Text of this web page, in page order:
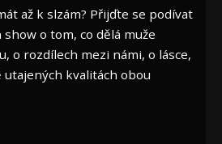
až k slzám? Přijďte se podívat
o tom, co dělá muže
o rozdílech mezi námi, o lásce,
kvalitách obou